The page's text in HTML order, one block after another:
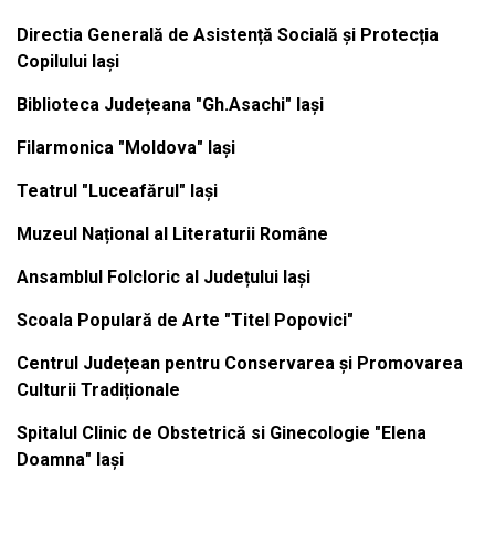
Directia Generală de Asistență Socială și Protecția
Copilului Iași
Biblioteca Județeana "Gh.Asachi" Iași
Filarmonica "Moldova" Iași
Teatrul "Luceafărul" Iași
Muzeul Național al Literaturii Române
Ansamblul Folcloric al Județului Iași
Scoala Populară de Arte "Titel Popovici"
Centrul Județean pentru Conservarea și Promovarea
Culturii Tradiționale
Spitalul Clinic de Obstetrică si Ginecologie "Elena
Doamna" Iași